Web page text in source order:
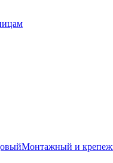
Монтажный и